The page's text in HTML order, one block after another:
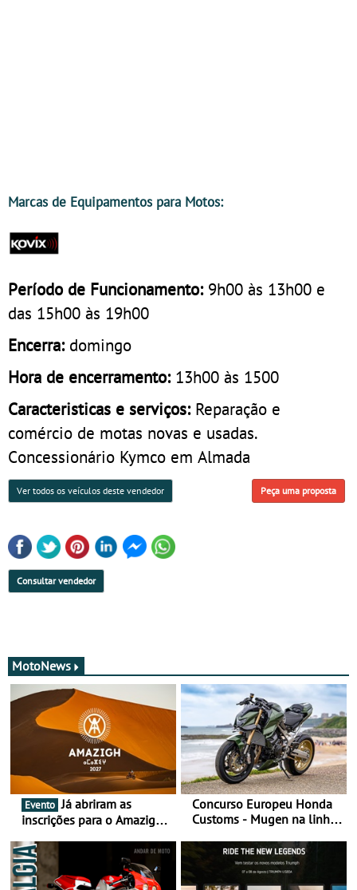
Marcas de Equipamentos para Motos:
Período de Funcionamento: 9h00 às 13h00 e
das 15h00 às 19h00
Encerra: domingo
Hora de encerramento: 13h00 às 1500
Caracteristicas e serviços: Reparação e
comércio de motas novas e usadas.
Concessionário Kymco em Almada
Ver todos os veículos deste vendedor Peça uma proposta
Consultar vendedor
MotoNews
Evento Já abriram as
inscrições para o Amazigh
Marrocos, de 23 abril a 1
maio - The ultimate
experience in Morocco
Concurso Europeu Honda
Customs - Mugen na linha
ganhar